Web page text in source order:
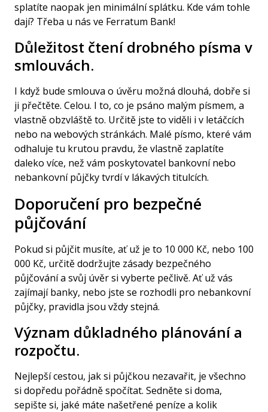
splatíte naopak jen minimální splátku. Kde vám tohle
dají? Třeba u nás ve Ferratum Bank!
Důležitost čtení drobného písma v
smlouvách.
I když bude smlouva o úvěru možná dlouhá, dobře si
ji přečtěte. Celou. I to, co je psáno malým písmem, a
vlastně obzvláště to. Určitě jste to viděli i v letáčcích
nebo na webových stránkách. Malé písmo, které vám
odhaluje tu krutou pravdu, že vlastně zaplatíte
daleko více, než vám poskytovatel bankovní nebo
nebankovní půjčky tvrdí v lákavých titulcích.
Doporučení pro bezpečné
půjčování
Pokud si půjčit musíte, ať už je to 10 000 Kč, nebo 100
000 Kč, určitě dodržujte zásady bezpečného
půjčování a svůj úvěr si vyberte pečlivě. Ať už vás
zajímají banky, nebo jste se rozhodli pro nebankovní
půjčky, pravidla jsou vždy stejná.
Význam důkladného plánování a
rozpočtu.
Nejlepší cestou, jak si půjčkou nezavařit, je všechno
si dopředu pořádně spočítat. Sedněte si doma,
sepište si, jaké máte našetřené peníze a kolik